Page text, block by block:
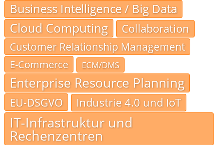
Business Intelligence / Big Data
Cloud Computing Collaboration
Customer Relationship Management
E-Commerce
ECM/DMS
Enterprise Resource Planning
EU-DSGVO Industrie 4.0 und IoT
IT-Infrastruktur und
Rechenzentren